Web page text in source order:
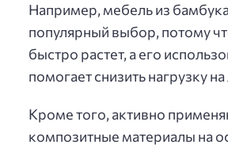
Например, мебель из
популярный выбор, потому
быстро растет, а его
помогает снизить нагрузку на
Кроме того, активно
композитные материалы на